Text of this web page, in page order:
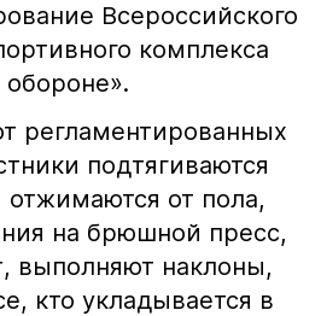
Всероссийского
комплекса
обороне».
регламентированных
подтягиваются
отжимаются от пола,
на брюшной пресс,
выполняют наклоны,
кто укладывается в